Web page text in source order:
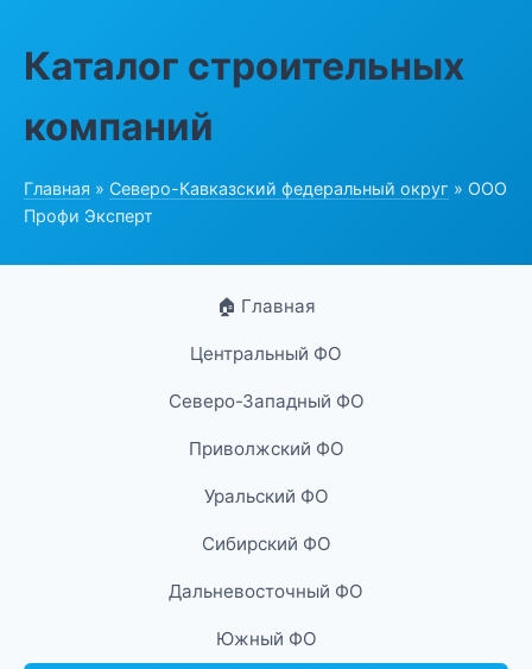
Каталог строительных
компаний
Главная » Северо-Кавказский федеральный округ » ООО
Профи Эксперт
🏠 Главная
Центральный ФО
Северо-Западный ФО
Приволжский ФО
Уральский ФО
Сибирский ФО
Дальневосточный ФО
Южный ФО